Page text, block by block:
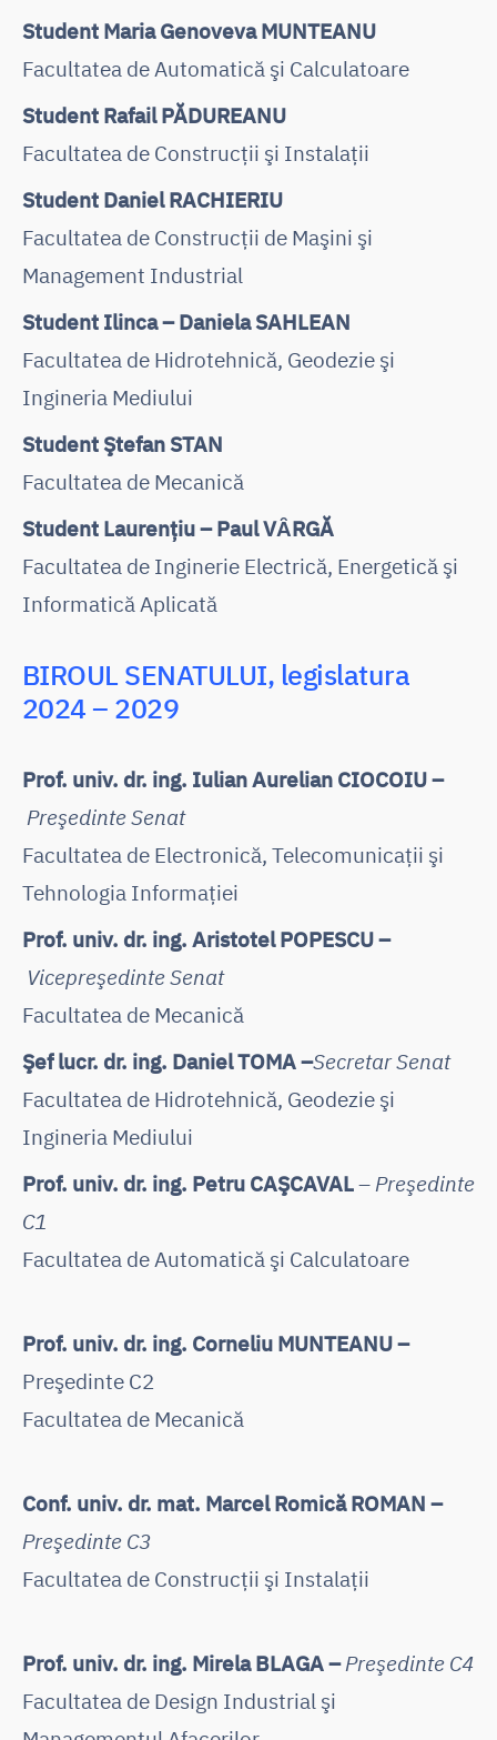
Student Maria Genoveva MUNTEANU
Facultatea de Automatică şi Calculatoare
Student Rafail PĂDUREANU
Facultatea de Construcţii şi Instalaţii
Student Daniel RACHIERIU
Facultatea de Construcţii de Maşini şi
Management Industrial
Student Ilinca – Daniela SAHLEAN
Facultatea de Hidrotehnică, Geodezie şi
Ingineria Mediului
Student Ştefan STAN
Facultatea de Mecanică
Student Laurenţiu – Paul VȂRGĂ
Facultatea de Inginerie Electrică, Energetică şi
Informatică Aplicată
BIROUL SENATULUI, legislatura
2024 – 2029
Prof. univ. dr. ing. Iulian Aurelian CIOCOIU –
Preşedinte Senat
Facultatea de Electronică, Telecomunicaţii şi
Tehnologia Informaţiei
Prof. univ. dr. ing. Aristotel POPESCU –
Vicepreşedinte Senat
Facultatea de Mecanică
Şef lucr. dr. ing. Daniel TOMA –Secretar Senat
Facultatea de Hidrotehnică, Geodezie şi
Ingineria Mediului
Prof. univ. dr. ing. Petru CAŞCAVAL–Preşedinte
C1
Facultatea de Automatică şi Calculatoare
Prof. univ. dr. ing. Corneliu MUNTEANU –
Preşedinte C2
Facultatea de Mecanică
Conf. univ. dr. mat. Marcel Romică ROMAN –
Preşedinte C3
Facultatea de Construcţii şi Instalaţii
Prof. univ. dr. ing. Mirela BLAGA –Preşedinte C4
Facultatea de Design Industrial şi